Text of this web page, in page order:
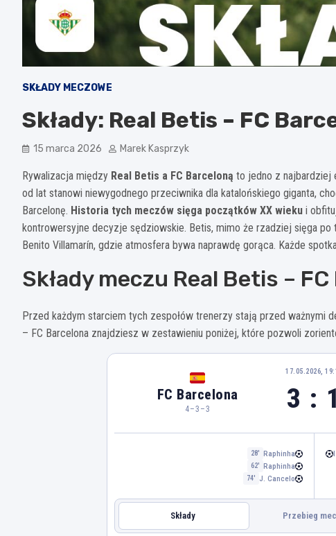
SKŁADY MECZOWE
Składy: Real Betis – FC
15 marca 2026 Marek Kasprzyk
Rywalizacja między Real Betis a FC Barceloną to jedno z najbardziej
od lat stanowi niewygodnego przeciwnika dla katalońskiego giganta,
Barcelonę. Historia tych meczów sięga początków XX wieku i
kontrowersyjne decyzje sędziowskie. Betis, mimo że rzadziej sięga po
Benito Villamarín, gdzie atmosfera bywa naprawdę gorąca. Każde
Składy meczu Real Betis –
Przed każdym starciem tych zespołów trenerzy stają przed ważnymi
– FC Barcelona znajdziesz w zestawieniu poniżej, które pozwoli
FC Barcelona
4–3–3
17.05.2026,
3 : 1
28' Raphinha
62' Raphinha
74' J. Cancelo
Składy Przebieg
REAL BETIS